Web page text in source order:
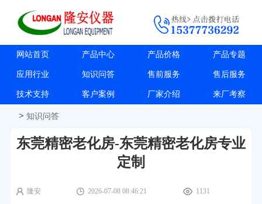
网站首页 产品中心 产品价格 产品专题
应用行业 知识问答 售前服务 售后服务
技术支持 客户案例 厂家介绍 来厂考察
> 知识问答
东莞精密老化房-东莞精密老化房专业
定制
隆安 2026-07-08 08:46:21 1131